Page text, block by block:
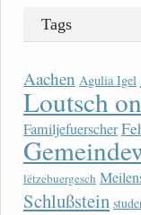
Tags
Aachen Agulia Igel
Loutsch
Familjefuerscher
lëtzebuergesch
Schlußstein